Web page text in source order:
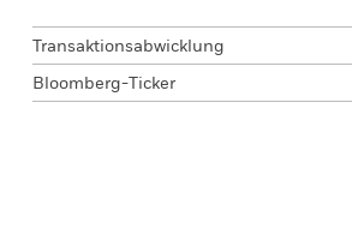
Transaktionsabwicklung
Bloomberg-Ticker